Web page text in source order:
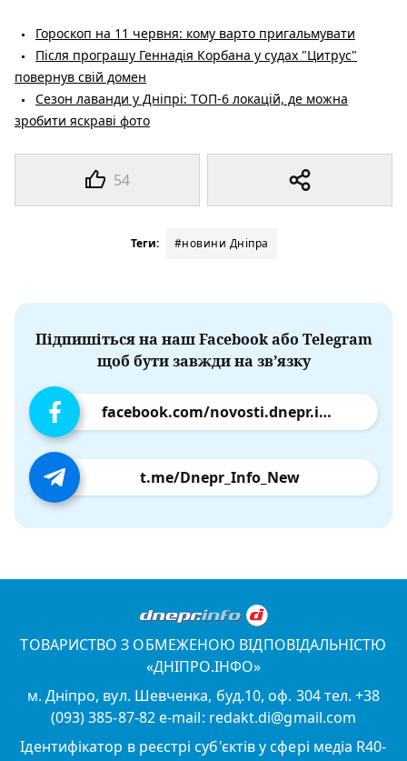
54
Гороскоп на 11 червня: кому варто пригальмувати
Після програшу Геннадія Корбана у судах "Цитрус"
повернув свій домен
Сезон лаванди у Дніпрі: ТОП-6 локацій, де можна
зробити яскраві фото
Теги: #новини Дніпра
Підпишіться на наш Facebook або Telegram
щоб бути завжди на зв’язку
facebook.com/novosti.dnepr.info
t.me/Dnepr_Info_New
ТОВАРИСТВО З ОБМЕЖЕНОЮ ВІДПОВІДАЛЬНІСТЮ
«ДНІПРО.ІНФО»
м. Дніпро, вул. Шевченка, буд.10, оф. 304 тел. +38
(093) 385-87-82 e-mail: redakt.di@gmail.com
Ідентифікатор в реєстрі суб'єктів у сфері медіа R40-